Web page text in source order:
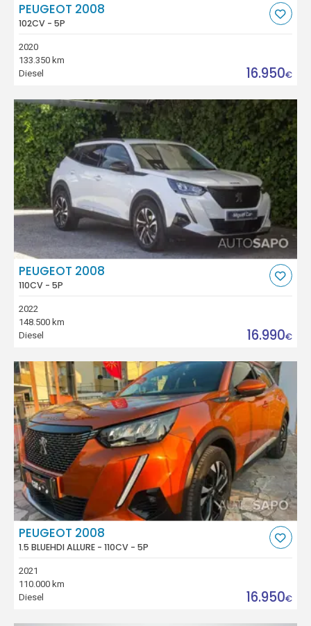
PEUGEOT 2008
102CV - 5P
2020
133.350 km
Diesel
16.950€
PEUGEOT 2008
110CV - 5P
2022
148.500 km
Diesel
16.990€
PEUGEOT 2008
1.5 BLUEHDI ALLURE - 110CV - 5P
2021
110.000 km
Diesel
16.950€